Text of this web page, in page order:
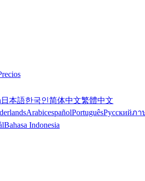
日本語한국인简体中文繁體中文
ArabicespañolPortuguêsРусскийภา
Bahasa Indonesia